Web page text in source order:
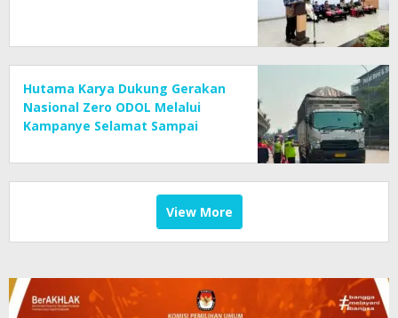
Hutama Karya Dukung Gerakan
Nasional Zero ODOL Melalui
Kampanye Selamat Sampai
View More